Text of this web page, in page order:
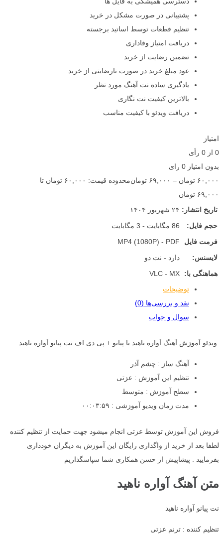
پشتیبانی در صورت مشکل در خرید
تنظیم قطعات توسط اساتید برجسته
دریافت امتیاز وفاداری
تضمین رضایت از خرید
عود مبلغ خرید در صورت نارضایتی از خرید
یادگیری ساده نت آهنگ مورد نظر
بالاترین کیفیت نت نگاری
دریافت ویدئو با کیفیت مناسب
امتیاز
0 از 0 رأی
بدون امتیاز 0 رای
۶۰,۰۰۰ تومان – ۶۹,۰۰۰ تومان
محدوده قیمت: ۶۰,۰۰۰ تومان تا
۶۹,۰۰۰ تومان
تاریخ انتشار: ۲۴ شهریور ۱۴۰۴
حجم فایل:
86 مگابایت - 3 مگابایت
فرمت فایل
MP4 (1080P) - PDF
لایسنس:
دارد - نت دو
هماهنگی با:
VLC - MX
توضیحات
نقد و بررسی‌ها (0)
سوال و جواب
ویدئو آموزش آهنگ آواره ناهید با پیانو + پی دی اف نت پیانو آواره ناهید
آهنگ ساز : چشم آذر
تنظیم این آموزش : عزتی
سطح آموزش : متوسط
مدت زمان ویدیو آموزشی : ۰۰:۰۳:۵۹
فروش این آموزش توسط عزتی انجام میشود جهت حمایت از تنظیم کننده
لطفا بعد از خرید از واگذاری رایگان این آموزش به دیگران خودداری
بفرمایید . پیشاپیش از حسن همکاری شما سپاسگذاریم
متن آهنگ آواره ناهید
نت پیانو آواره ناهید
تنظیم کننده : ترنم عزتی